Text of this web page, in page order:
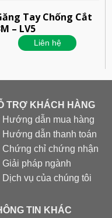
Tay Chống Cắt
– LV5
Liên hệ
TRỢ KHÁCH HÀNG
Hướng dẫn mua hàng
Hướng dẫn thanh toán
Chứng chỉ chứng nhận
Giải pháp ngành
Dịch vụ của chúng tôi
TIN KHÁC